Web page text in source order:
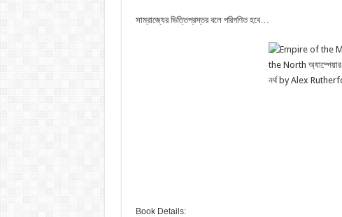
সাম্রাজ্যের ভিত্তিপ্রস্তর বলে পরিগণিত হবে…
Book Details: